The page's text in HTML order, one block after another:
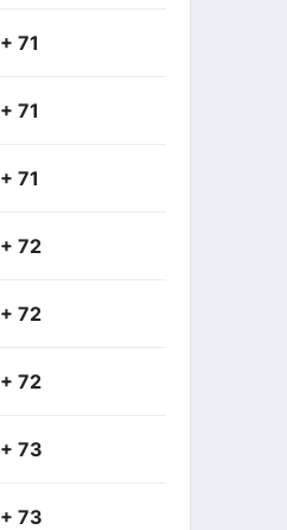
+ 71
+ 71
+ 71
+ 72
+ 72
+ 72
+ 73
+ 73